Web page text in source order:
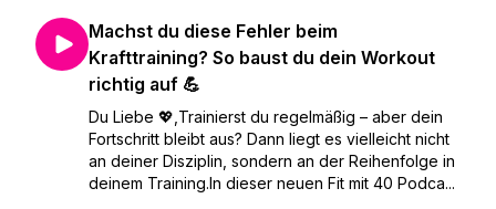
Machst du diese Fehler beim
Krafttraining? So baust du dein Workout
richtig auf 💪
Du Liebe 💖,Trainierst du regelmäßig – aber dein
Fortschritt bleibt aus? Dann liegt es vielleicht nicht
an deiner Disziplin, sondern an der Reihenfolge in
deinem Training.In dieser neuen Fit mit 40 Podca...